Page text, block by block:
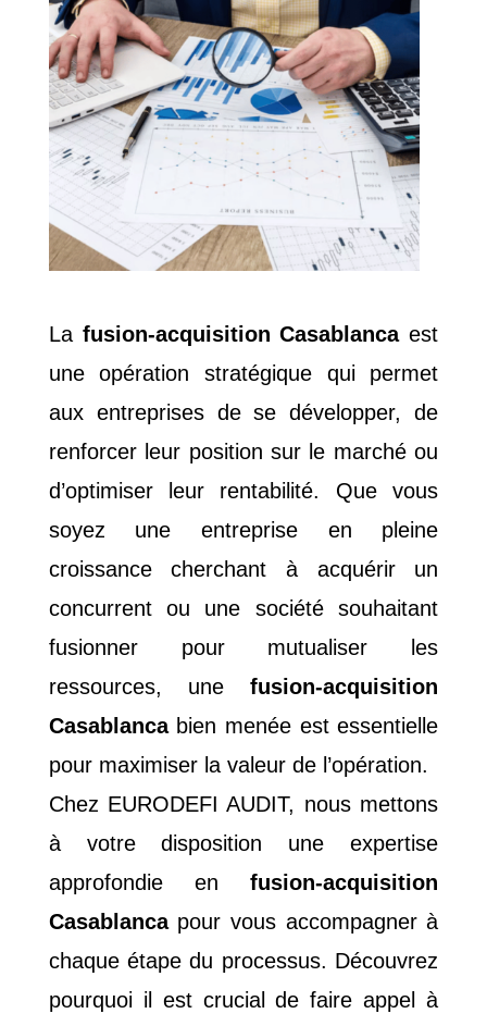
Lafusion-acquisition Casablancaest
une opération stratégique qui permet
aux entreprises de se développer, de
renforcer leur position sur le marché ou
d’optimiser leur rentabilité. Que vous
soyez une entreprise en pleine
croissance cherchant à acquérir un
concurrent ou une société souhaitant
fusionner pour mutualiser les
ressources, unefusion-acquisition
Casablancabien menée est essentielle
pour maximiser la valeur de l’opération.
Chez EURODEFI AUDIT, nous mettons
à votre disposition une expertise
approfondie en fusion-acquisition
Casablancapour vous accompagner à
chaque étape du processus. Découvrez
pourquoi il est crucial de faire appel à